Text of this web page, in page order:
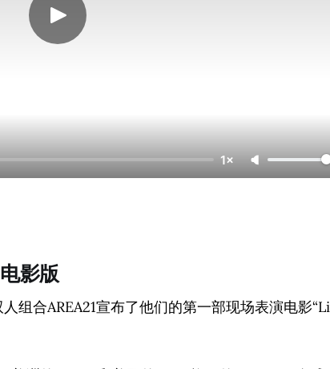
1×
影版
合AREA21宣布了他们的第一部现场表演电影